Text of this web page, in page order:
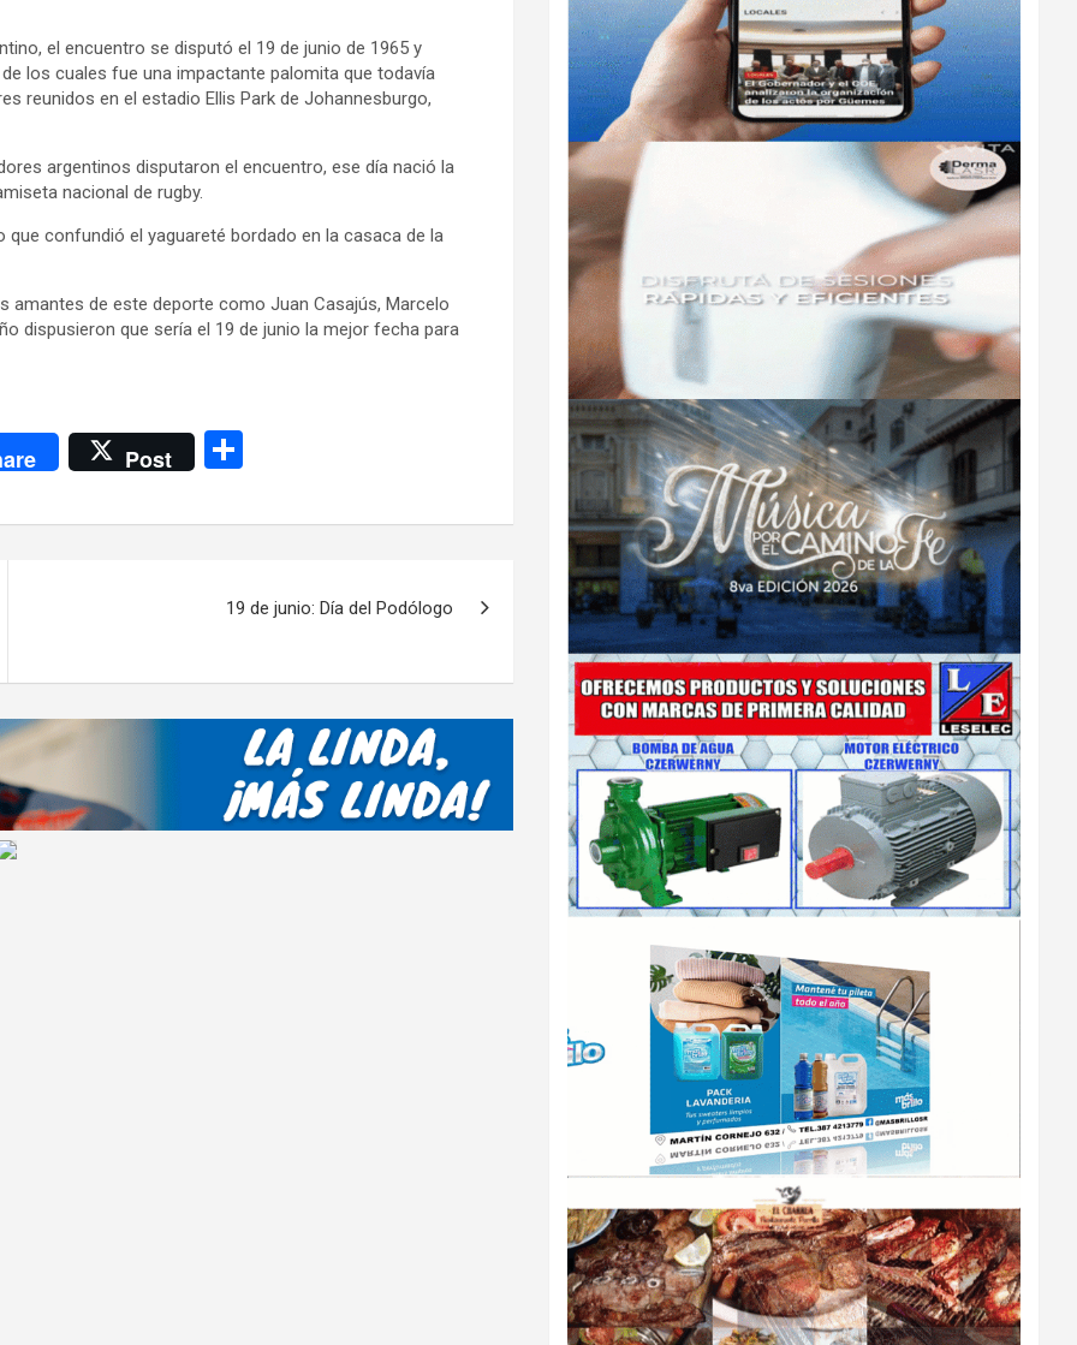
el encuentro se disputó el 19 de junio de 1965 y
los cuales fue una impactante palomita que todavía
reunidos en el estadio Ellis Park de Johannesburgo,
argentinos disputaron el encuentro, ese día nació la
nacional de rugby.
confundió el yaguareté bordado en la casaca de la
amantes de este deporte como Juan Casajús, Marcelo
dispusieron que sería el 19 de junio la mejor fecha para
Post
m
ar
19 de junio: Día del Podólogo